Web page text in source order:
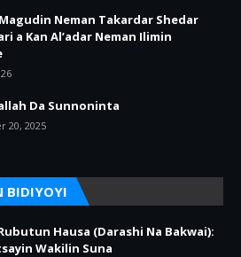
Neman Takardar Shedar
a Kan Al’adar Neman Ilimin
Da Sunnoninta
20, 2025
BIDIYOYI
Hausa (Darashi Na Bakwai):
Wakilin Suna